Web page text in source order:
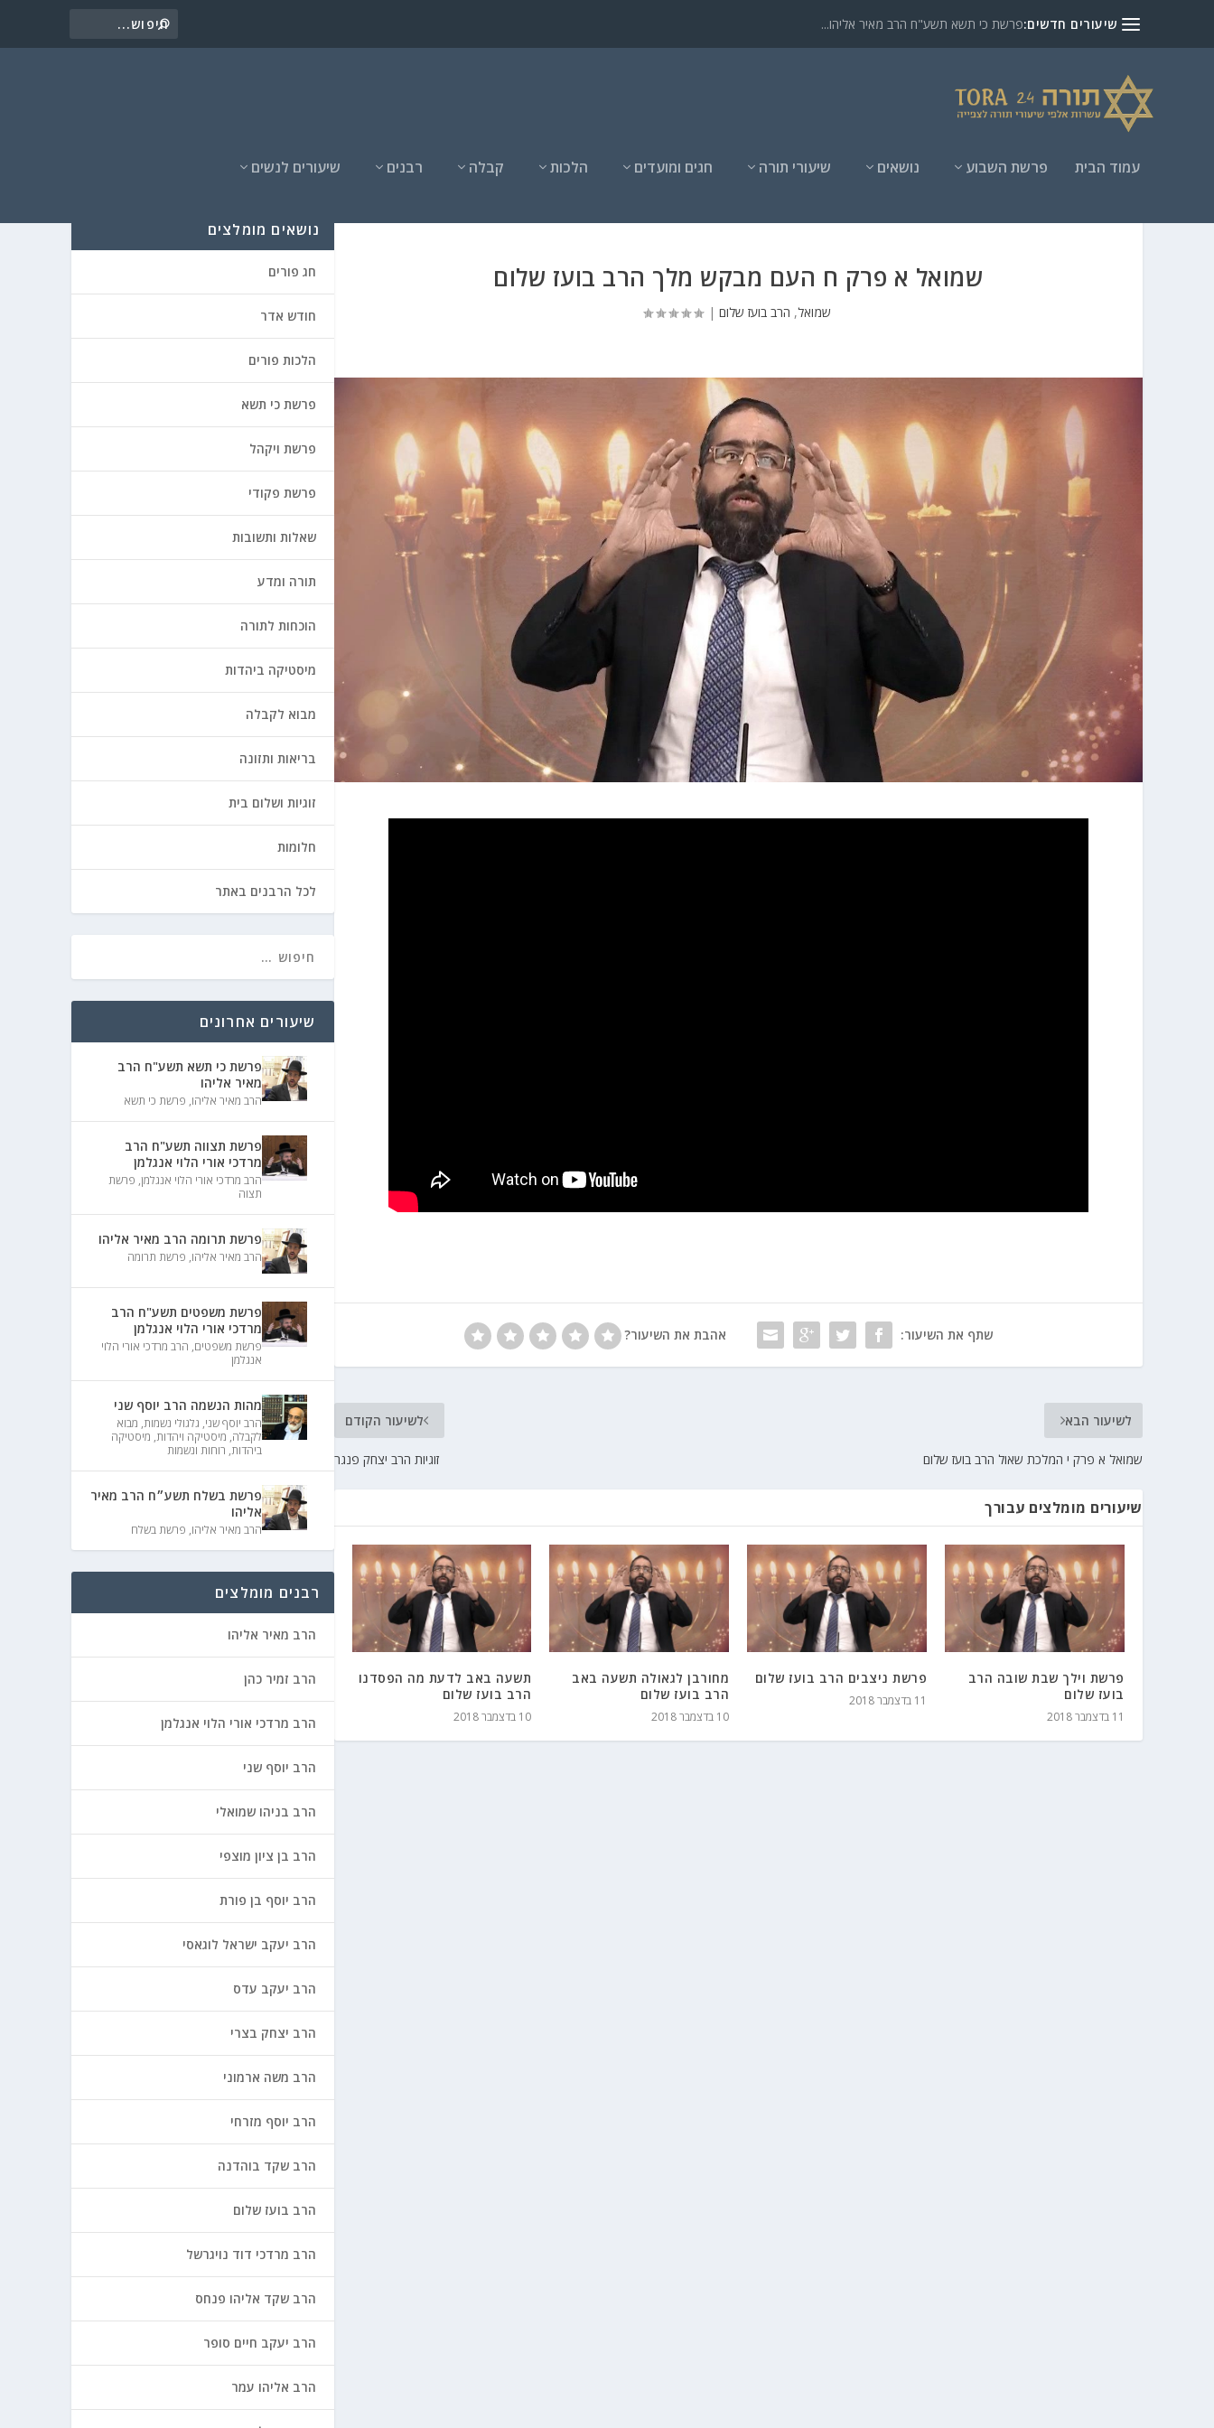
שיעורים חדשים:פרשת כי תשא תשע"ח הרב מאיר אליהו...
עמוד הבית פרשת השבוע נושאים שיעורי תורה חגים ומועדים הלכות קבלה רבנים שיעורים לנשים
שמואל א פרק ח העם מבקש מלך הרב בועז שלום
שמואל, הרב בועז שלום|
שתף את השיעור: אהבת את השיעור?
לשיעור הקודם
זוגיות הרב יצחק פנגר
לשיעור הבא
שמואל א פרק י המלכת שאול הרב בועז שלום
שיעורים מומלצים עבורך
פרשת וילך שבת שובה הרב
בועז שלום
11 בדצמבר 2018
פרשת ניצבים הרב בועז שלום
11 בדצמבר 2018
מחורבן לגאולה תשעה באב
הרב בועז שלום
10 בדצמבר 2018
תשעה באב לדעת מה הפסדנו
הרב בועז שלום
10 בדצמבר 2018
נושאים מומלצים
חג פורים
חודש אדר
הלכות פורים
פרשת כי תשא
פרשת ויקהל
פרשת פקודי
שאלות ותשובות
תורה ומדע
הוכחות לתורה
מיסטיקה ביהדות
מבוא לקבלה
בריאות ותזונה
זוגיות ושלום בית
חלומות
לכל הרבנים באתר
שיעורים אחרונים
פרשת כי תשא תשע"ח הרב
מאיר אליהו
הרב מאיר אליהו, פרשת כי תשא
פרשת תצווה תשע"ח הרב
מרדכי אורי הלוי אנגלמן
הרב מרדכי אורי הלוי אנגלמן, פרשת
תצוה
פרשת תרומה הרב מאיר אליהו
הרב מאיר אליהו, פרשת תרומה
פרשת משפטים תשע"ח הרב
מרדכי אורי הלוי אנגלמן
פרשת משפטים, הרב מרדכי אורי הלוי
אנגלמן
מהות הנשמה הרב יוסף שני
הרב יוסף שני, גלגולי נשמות, מבוא
לקבלה, מיסטיקה ויהדות, מיסטיקה
ביהדות, רוחות ונשמות
פרשת בשלח תשע״ח הרב מאיר
אליהו
הרב מאיר אליהו, פרשת בשלח
רבנים מומלצים
הרב מאיר אליהו
הרב זמיר כהן
הרב מרדכי אורי הלוי אנגלמן
הרב יוסף שני
הרב בניהו שמואלי
הרב בן ציון מוצפי
הרב יוסף בן פורת
הרב יעקב ישראל לוגאסי
הרב יעקב עדס
הרב יצחק בצרי
הרב משה ארמוני
הרב יוסף מזרחי
הרב שקד בוהדנה
הרב בועז שלום
הרב מרדכי דוד נויגרשל
הרב שקד אליהו פנחס
הרב יעקב חיים סופר
הרב אליהו עמר